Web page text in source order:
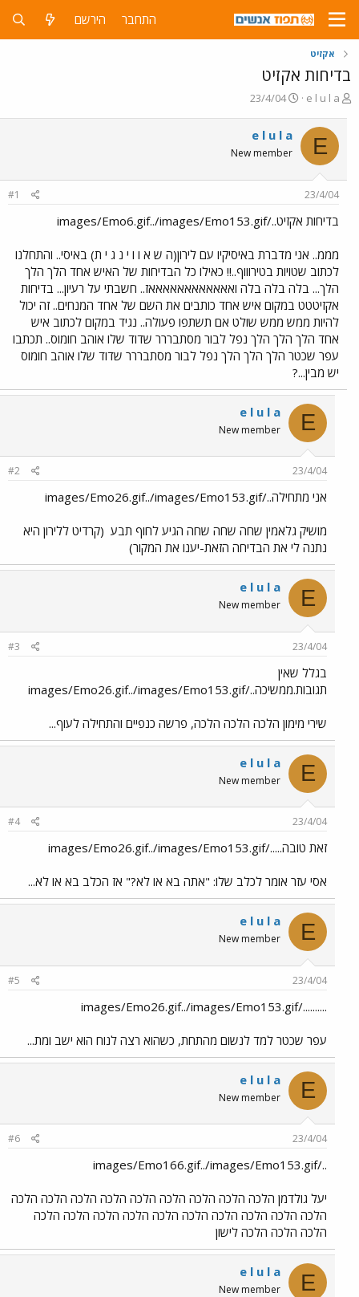
התחבר הירשם
אקזיט
בדיחות אקזיט
פ
ח
ה
ו
ש
e l u l a
פ
ס
ם
ת
י
23/4/04
E
e l u l a
New member
23/4/04
#1
בדיחות אקזיט../images/Emo6.gif../images/Emo153.gif
מממ.. אני מדברת באיסיקיו עם לירון(ה ש א ו ו י נ ג י ת) באיסי.. והתחלנו
לכתוב שטויות בטירוווף..!! כאילו כל הבדיחות של האיש אחד הלך הלך
הלך... בלה בלה בלה ואאאאאאאאאאאאז.. חשבתי על רעיון... בדיחות
אקזיטטט במקום איש אחד כותבים את השם של אחד המנחים.. זה יכול
להיות ממש ממש שולט אם תשתפו פעולה.. נגיד במקום לכתוב איש
אחד הלך הלך הלך נפל לבור מסתבררר שדוד שלו אוהב חומוס.. תכתבו
עפר שכטר הלך הלך הלך נפל לבור מסתבררר שדוד שלו אוהב חומוס
יש מבין...?
E
e l u l a
New member
23/4/04
#2
אני מתחילה../images/Emo26.gif../images/Emo153.gif
מושיק גלאמין שחה שחה שחה הגיע לחוף תבע (קרדיט ללירון היא
נתנה לי את הבדיחה הזאת-יענו את המקור)
E
e l u l a
New member
23/4/04
#3
בגלל שאין
תגובות.ממשיכה../images/Emo26.gif../images/Emo153.gif
שירי מימון הלכה הלכה הלכה, פרשה כנפיים והתחילה לעוף...
E
e l u l a
New member
23/4/04
#4
זאת טובה...../images/Emo26.gif../images/Emo153.gif
אסי עזר אומר לכלב שלו: "אתה בא או לא?" אז הכלב בא או לא...
E
e l u l a
New member
23/4/04
#5
........../images/Emo26.gif../images/Emo153.gif
עפר שכטר למד לנשום מהתחת, כשהוא רצה לנוח הוא ישב ומת...
E
e l u l a
New member
23/4/04
#6
../images/Emo166.gif../images/Emo153.gif
יעל גולדמן הלכה הלכה הלכה הלכה הלכה הלכה הלכה הלכה הלכה
הלכה הלכה הלכה הלכה הלכה הלכה הלכה הלכה הלכה הלכה
הלכה הלכה הלכה לישון
E
e l u l a
New member